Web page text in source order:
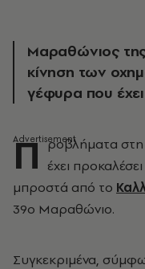
Μαραθώνιος
κίνηση των
γέφυρα που
Π ροβλήματα
έχει προκαλέσει
μπροστά από το
39ο Μαραθώνιο.
Συγκεκριμένα,